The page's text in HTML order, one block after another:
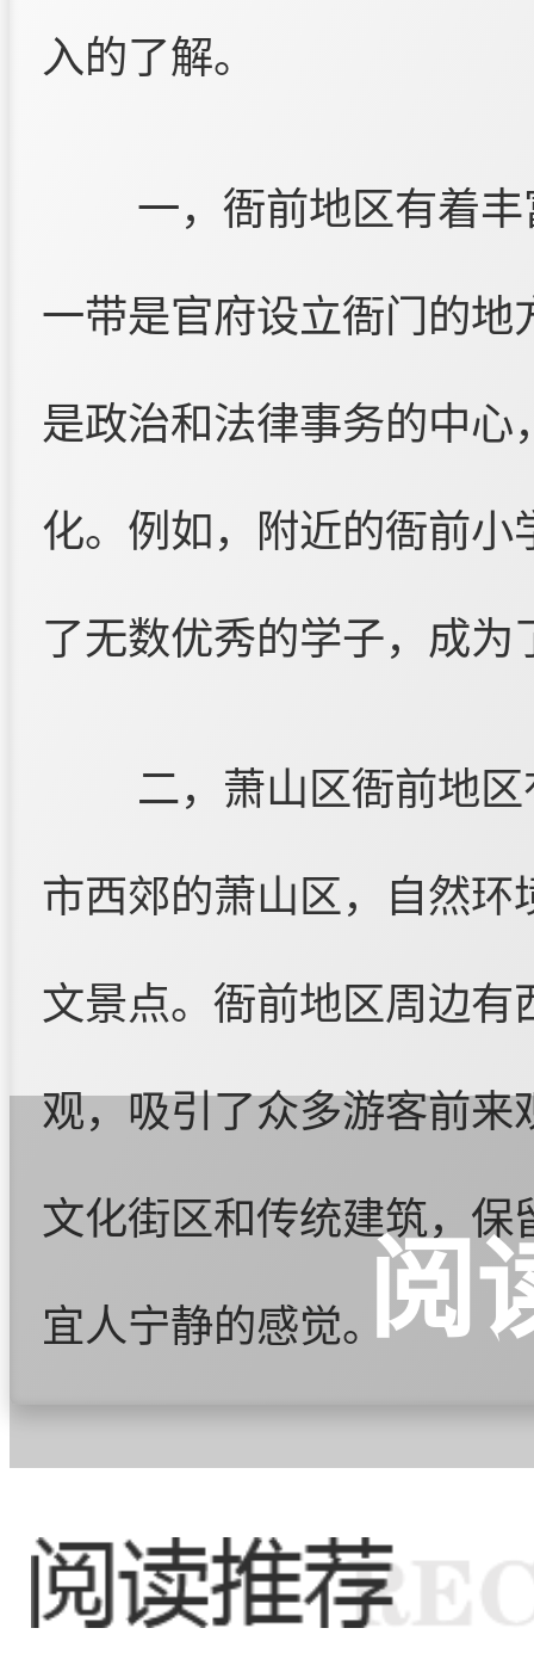
入的了解。
一，衙前地区有着
一带是官府设立衙门的地
是政治和法律事务的中
化。例如，附近的衙前
了无数优秀的学子，成为
二，萧山区衙前地
市西郊的萧山区，自然
文景点。衙前地区周边
观，吸引了众多游客前
文化街区和传统建筑，
宜人宁静的感觉。
衙前地区的足疗按摩
随着人们对健康和休闲
阅